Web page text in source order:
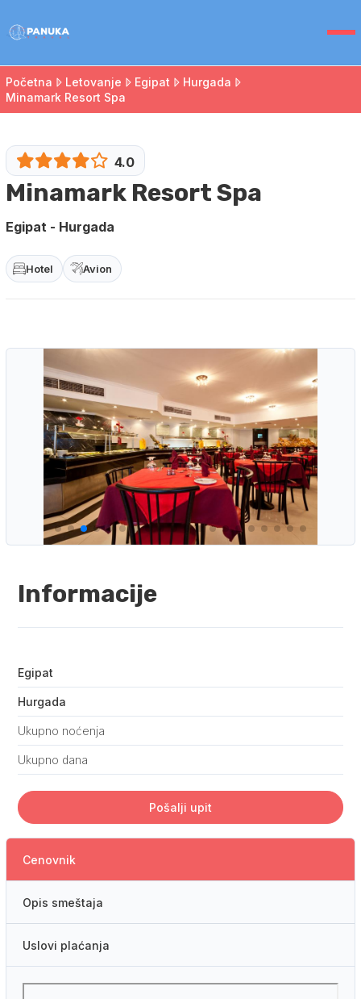
Početna Letovanje Egipat
Hurgada
Minamark Resort Spa
Minamark Resort Spa
Egipat - Hurgada
4.0
Hotel Avion
Informacije
Egipat
Hurgada
Ukupno noćenja
Ukupno dana
Pošalji upit
Cenovnik
Opis smeštaja
Uslovi plaćanja